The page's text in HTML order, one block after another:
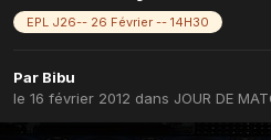
EPL J26-- 26 Février -- 14H30
Par Bibu
le 16 février 2012 dans JOUR DE